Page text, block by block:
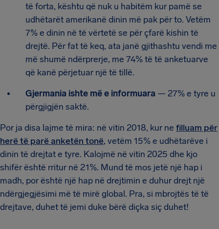
të forta, kështu që nuk u habitëm kur pamë se
udhëtarët amerikanë dinin më pak për to. Vetëm
7% e dinin në të vërtetë se për çfarë kishin të
drejtë. Për fat të keq, ata janë gjithashtu vendi me
më shumë ndërprerje, me 74% të të anketuarve
që kanë përjetuar një të tillë.
Gjermania ishte më e informuara — 27% e tyre u
përgjigjën saktë.
Por ja disa lajme të mira: në vitin 2018, kur ne filluam për
herë të parë anketën tonë, vetëm 15% e udhëtarëve i
dinin të drejtat e tyre. Kalojmë në vitin 2025 dhe kjo
shifër është rritur në 21%. Mund të mos jetë një hap i
madh, por është një hap në drejtimin e duhur drejt një
ndërgjegjësimi më të mirë global. Pra, si mbrojtës të të
drejtave, duhet të jemi duke bërë diçka siç duhet!